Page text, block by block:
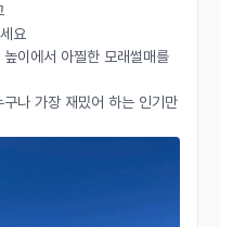
요
이에서 아찔한 모래썰매를
나 가장 재밌어 하는 인기만